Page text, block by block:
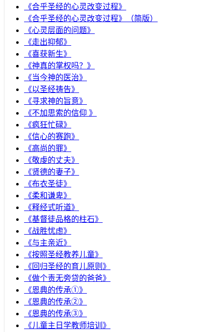
《合乎圣经的心灵改变过程》
《合乎圣经的心灵改变过程》（简版）
《心灵层面的问题》
《走出抑郁》
《喜获新生》
《神真的掌权吗？》
《当今神的医治》
《以圣经祷告》
《寻求神的旨意》
《不加思索的信仰 》
《疯狂忙碌》
《信心的赛跑》
《高尚的罪》
《敬虔的丈夫》
《贤德的妻子》
《布衣圣徒》
《柔和谦卑》
《释经式听道》
《基督徒品格的柱石》
《战胜忧虑》
《与主亲近》
《按照圣经教养儿童》
《回归圣经的育儿原则》
《做个责无旁贷的爸爸》
《恩典的传承①》
《恩典的传承②》
《恩典的传承③》
《儿童主日学教师培训》